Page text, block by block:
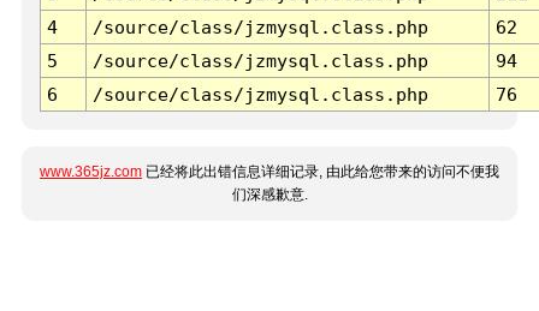
4
/source/class/jzmysql.class.php
62
5
/source/class/jzmysql.class.php
94
6
/source/class/jzmysql.class.php 76
www.365jz.com 已经将此出错信息详细记录, 由此给您带来的访问不便我
们深感歉意.